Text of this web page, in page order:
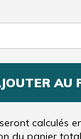
AU
calculés
du panier